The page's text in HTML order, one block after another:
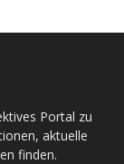
Portal zu
aktuelle
finden.